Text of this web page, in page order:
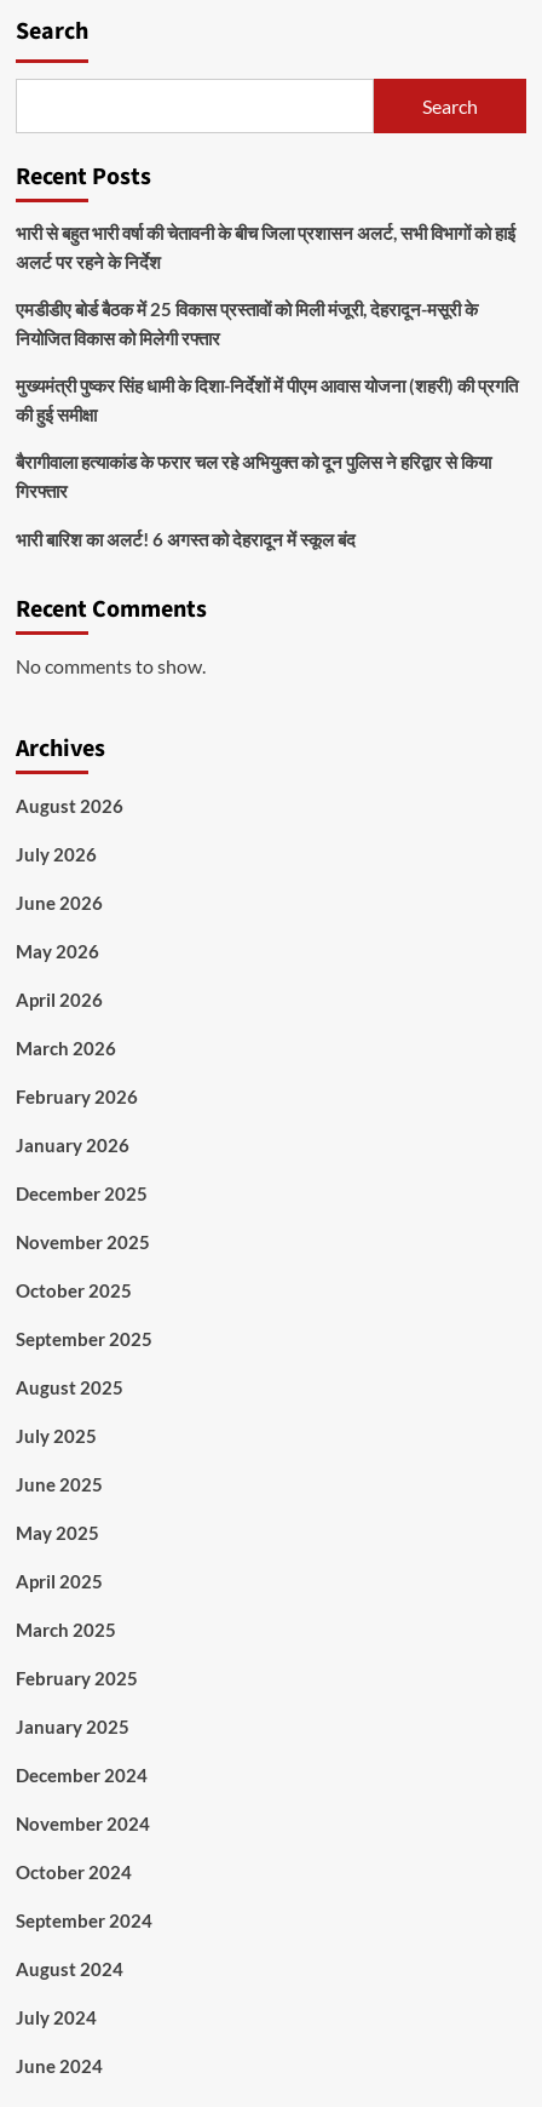
Search
Search
Recent Posts
भारी से बहुत भारी वर्षा की चेतावनी के बीच जिला प्रशासन अलर्ट, सभी विभागों को हाई
अलर्ट पर रहने के निर्देश
एमडीडीए बोर्ड बैठक में 25 विकास प्रस्तावों को मिली मंजूरी, देहरादून-मसूरी के
नियोजित विकास को मिलेगी रफ्तार
मुख्यमंत्री पुष्कर सिंह धामी के दिशा-निर्देशों में पीएम आवास योजना (शहरी) की प्रगति
की हुई समीक्षा
बैरागीवाला हत्याकांड के फरार चल रहे अभियुक्त को दून पुलिस ने हरिद्वार से किया
गिरफ्तार
भारी बारिश का अलर्ट! 6 अगस्त को देहरादून में स्कूल बंद
Recent Comments
No comments to show.
Archives
August 2026
July 2026
June 2026
May 2026
April 2026
March 2026
February 2026
January 2026
December 2025
November 2025
October 2025
September 2025
August 2025
July 2025
June 2025
May 2025
April 2025
March 2025
February 2025
January 2025
December 2024
November 2024
October 2024
September 2024
August 2024
July 2024
June 2024